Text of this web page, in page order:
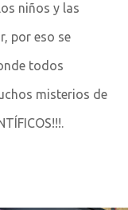
niños y las
por eso se
todos
misterios de